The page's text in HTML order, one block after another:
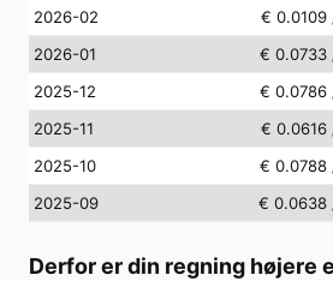
2026-02
€ 0.0109
2026-01
€ 0.0733
2025-12
€ 0.0786
2025-11
€ 0.0616
2025-10
€ 0.0788
2025-09
€ 0.0638
Derfor er din regning højere